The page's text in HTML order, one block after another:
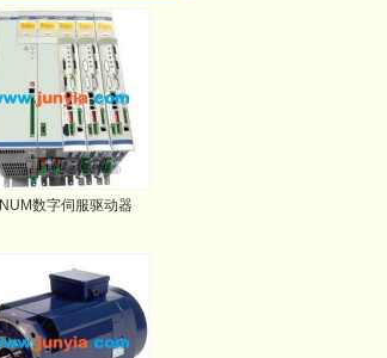
NUM数字伺服驱动器